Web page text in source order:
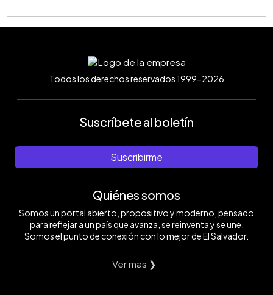
Todos los derechos reservados 1999-2026
Suscríbete al boletín
Suscribirme
Quiénes somos
Somos un portal abierto, propositivo y moderno, pensado
para reflejar a un país que avanza, se reinventa y se une.
Somos el punto de conexión con lo mejor de El Salvador.
Ver mas ❯